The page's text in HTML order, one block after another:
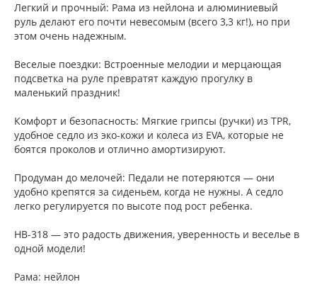
Легкий и прочный: Рама из нейлона и алюминиевый
руль делают его почти невесомым (всего 3,3 кг!), но при
этом очень надежным.
Веселые поездки: Встроенные мелодии и мерцающая
подсветка на руле превратят каждую прогулку в
маленький праздник!
Комфорт и безопасность: Мягкие грипсы (ручки) из TPR,
удобное седло из эко-кожи и колеса из EVA, которые не
боятся проколов и отлично амортизируют.
Продуман до мелочей: Педали не потеряются — они
удобно крепятся за сиденьем, когда не нужны. А седло
легко регулируется по высоте под рост ребенка.
HB-318 — это радость движения, уверенность и веселье в
одной модели!
Рама: нейлон